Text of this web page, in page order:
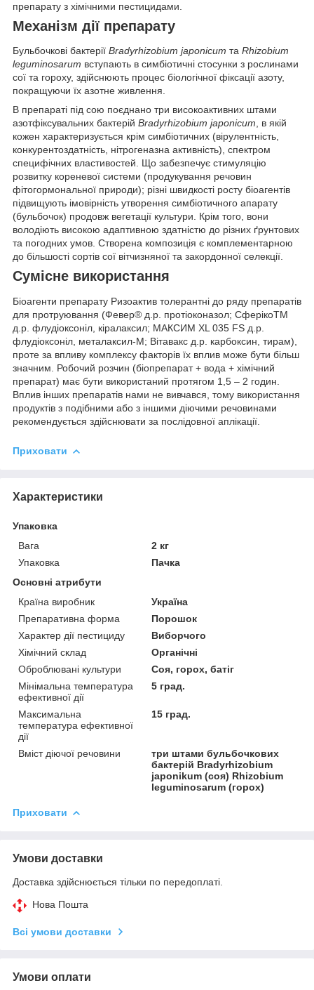
препарату з хімічними пестицидами.
Механізм дії препарату
Бульбочкові бактерії Bradyrhizobium japonicum та Rhizobium
leguminosarum вступають в симбіотичні стосунки з рослинами
сої та гороху, здійснюють процес біологічної фіксації азоту,
покращуючи їх азотне живлення.
В препараті під сою поєднано три високоактивних штами
азотфіксувальних бактерій Bradyrhizobium japonicum, в якій
кожен характеризується крім симбіотичних (вірулентність,
конкурентоздатність, нітрогеназна активність), спектром
специфічних властивостей. Що забезпечує стимуляцію
розвитку кореневої системи (продукування речовин
фітогормональної природи); різні швидкості росту біоагентів
підвищують імовірність утворення симбіотичного апарату
(бульбочок) продовж вегетації культури. Крім того, вони
володіють високою адаптивною здатністю до різних ґрунтових
та погодних умов. Створена композиція є комплементарною
до більшості сортів сої вітчизняної та закордонної селекції.
Сумісне використання
Біоагенти препарату Ризоактив толерантні до ряду препаратів
для протруювання (Февер® д.р. протіоконазол; СферікоТМ
д.р. флудіоксоніл, кіралаксил; МАКСИМ XL 035 FS д.р.
флудіоксоніл, металаксил-М; Вітавакс д.р. карбоксин, тирам),
проте за впливу комплексу факторів їх вплив може бути більш
значним. Робочий розчин (біопрепарат + вода + хімічний
препарат) має бути використаний протягом 1,5 – 2 годин.
Вплив інших препаратів нами не вивчався, тому використання
продуктів з подібними або з іншими діючими речовинами
рекомендується здійснювати за послідовної аплікації.
Приховати
Характеристики
Упаковка
Вага
2 кг
Упаковка
Пачка
Основні атрибути
Країна виробник
Україна
Препаративна форма
Порошок
Характер дії пестициду
Виборчого
Хімічний склад
Органічні
Оброблювані культури
Соя, горох, батіг
Мінімальна температура
ефективної дії
5 град.
Максимальна
температура ефективної
дії
15 град.
Вміст діючої речовини
три штами бульбочкових
бактерій Bradyrhizobium
japonikum (соя) Rhizobium
leguminosarum (горох)
Приховати
Умови доставки
Доставка здійснюється тільки по передоплаті.
Нова Пошта
Всі умови доставки
Умови оплати